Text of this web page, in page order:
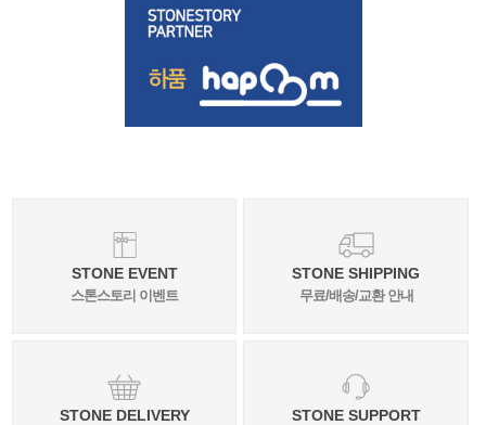
STONE EVENT
스톤스토리 이벤트
STONE SHIPPING
무료/배송/교환 안내
STONE DELIVERY STONE SUPPORT